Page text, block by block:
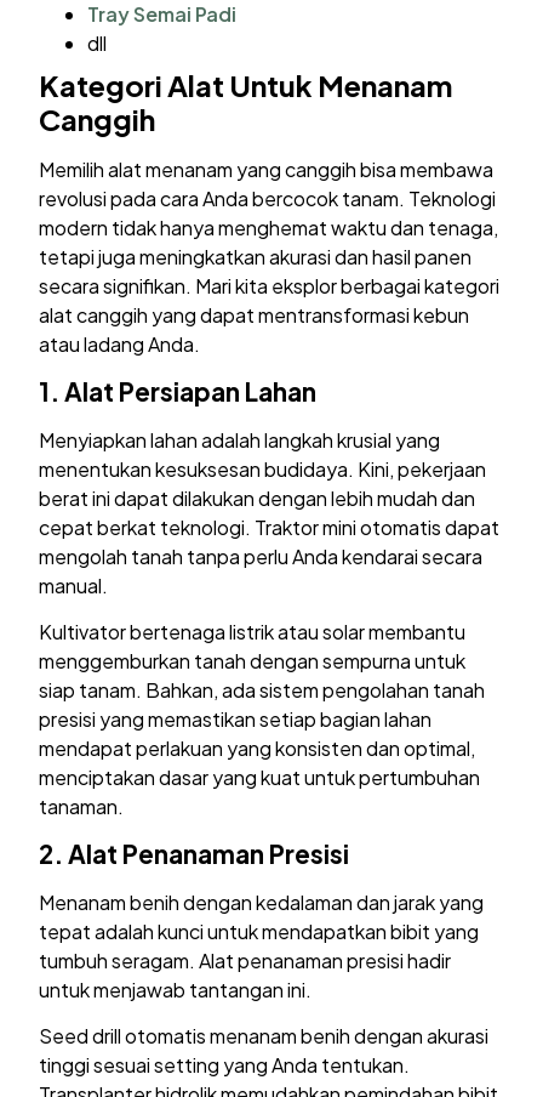
Tray Semai Padi
dll
Kategori Alat Untuk Menanam
Canggih
Memilih alat menanam yang canggih bisa membawa
revolusi pada cara Anda bercocok tanam. Teknologi
modern tidak hanya menghemat waktu dan tenaga,
tetapi juga meningkatkan akurasi dan hasil panen
secara signifikan. Mari kita eksplor berbagai kategori
alat canggih yang dapat mentransformasi kebun
atau ladang Anda.
1. Alat Persiapan Lahan
Menyiapkan lahan adalah langkah krusial yang
menentukan kesuksesan budidaya. Kini, pekerjaan
berat ini dapat dilakukan dengan lebih mudah dan
cepat berkat teknologi. Traktor mini otomatis dapat
mengolah tanah tanpa perlu Anda kendarai secara
manual.
Kultivator bertenaga listrik atau solar membantu
menggemburkan tanah dengan sempurna untuk
siap tanam. Bahkan, ada sistem pengolahan tanah
presisi yang memastikan setiap bagian lahan
mendapat perlakuan yang konsisten dan optimal,
menciptakan dasar yang kuat untuk pertumbuhan
tanaman.
2. Alat Penanaman Presisi
Menanam benih dengan kedalaman dan jarak yang
tepat adalah kunci untuk mendapatkan bibit yang
tumbuh seragam. Alat penanaman presisi hadir
untuk menjawab tantangan ini.
Seed drill otomatis menanam benih dengan akurasi
tinggi sesuai setting yang Anda tentukan.